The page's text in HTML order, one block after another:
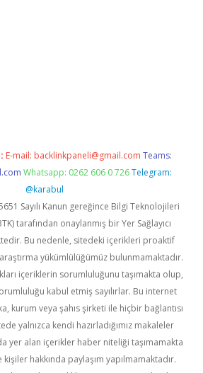
E-mail: backlinkpaneli@gmail.com Teams:
Whatsapp: 0262 606 0 726 Telegram:
@karabul
Sayılı Kanun gereğince Bilgi Teknolojileri
tarafından onaylanmış bir Yer Sağlayıcı
Bu nedenle, sitedeki içerikleri proaktif
yükümlülüğümüz bulunmamaktadır.
içeriklerin sorumluluğunu taşımakta olup,
kabul etmiş sayılırlar. Bu internet
kurum veya şahıs şirketi ile hiçbir bağlantısı
yalnızca kendi hazırladığımız makaleler
yer alan içerikler haber niteliği taşımamakta
hakkında paylaşım yapılmamaktadır.